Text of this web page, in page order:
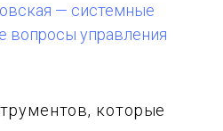
— системные
вопросы управления
которые